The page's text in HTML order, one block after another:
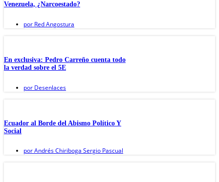
Venezuela, ¿Narcoestado?
por Red Angostura
En exclusiva: Pedro Carreño cuenta todo
la verdad sobre el 5E
por Desenlaces
Ecuador al Borde del Abismo Político Y
Social
porAndrés Chiriboga Sergio Pascual